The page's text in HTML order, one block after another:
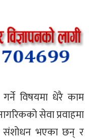
विषयमा धेरै काम
सेवा प्रवाहमा
संशोधन भएका छन् र